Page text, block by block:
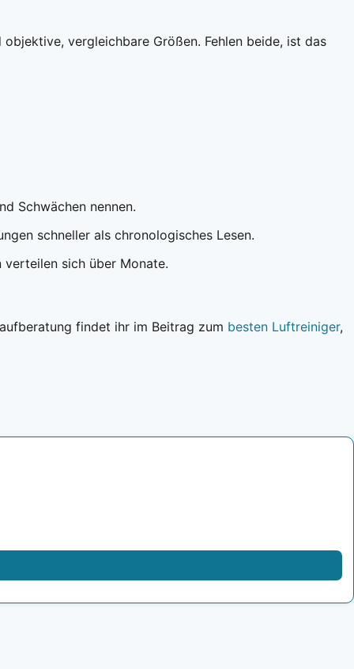
vergleichbare Größen. Fehlen beide, ist das
Schwächen nennen.
schneller als chronologisches Lesen.
verteilen sich über Monate.
findet ihr im Beitrag zum besten Luftreiniger,